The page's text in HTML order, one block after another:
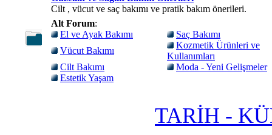
Cilt , vücut ve saç bakımı ve pratik bakım önerileri.
Alt Forum:
El ve Ayak Bakımı
Saç Bakımı
Vücut Bakımı
Kozmetik Ürünleri ve
Kullanımları
Cilt Bakımı
Moda - Yeni Gelişmeler
Estetik Yaşam
TARİH -